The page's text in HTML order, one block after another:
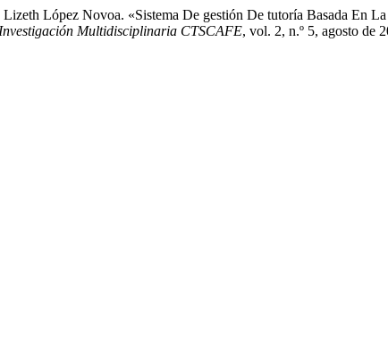
López Novoa. «Sistema De gestión De tutoría Basada En
Multidisciplinaria CTSCAFE, vol. 2, n.º 5, agosto de